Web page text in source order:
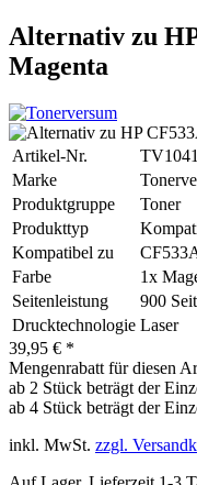
Alternativ zu
Magenta
Artikel-Nr.
Marke
Produktgruppe
Toner
Produkttyp
Kompatibel zu
Farbe
1x
Seitenleistung
900
Drucktechnologie Laser
39,95 € *
Mengenrabatt für diesen
ab 2 Stück beträgt der
ab 4 Stück beträgt der
inkl. MwSt. zzgl.